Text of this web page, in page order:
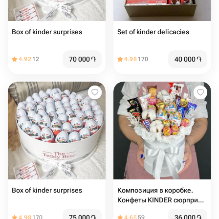
Box of kinder surprises
4.92 12 70 000֏
Set of kinder delicacies
4.98 170 40 000֏
Box of kinder surprises
4.98 170
Композиция в коробке.
Конфеты KINDER сюрприз,
4.6559